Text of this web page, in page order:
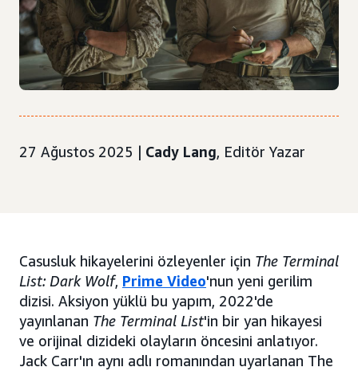
27 Ağustos 2025 | Cady Lang, Editör Yazar
Casusluk hikayelerini özleyenler için The Terminal
List: Dark Wolf, Prime Video'nun yeni gerilim
dizisi. Aksiyon yüklü bu yapım, 2022'de
yayınlanan The Terminal List'in bir yan hikayesi
ve orijinal dizideki olayların öncesini anlatıyor.
Jack Carr'ın aynı adlı romanından uyarlanan The